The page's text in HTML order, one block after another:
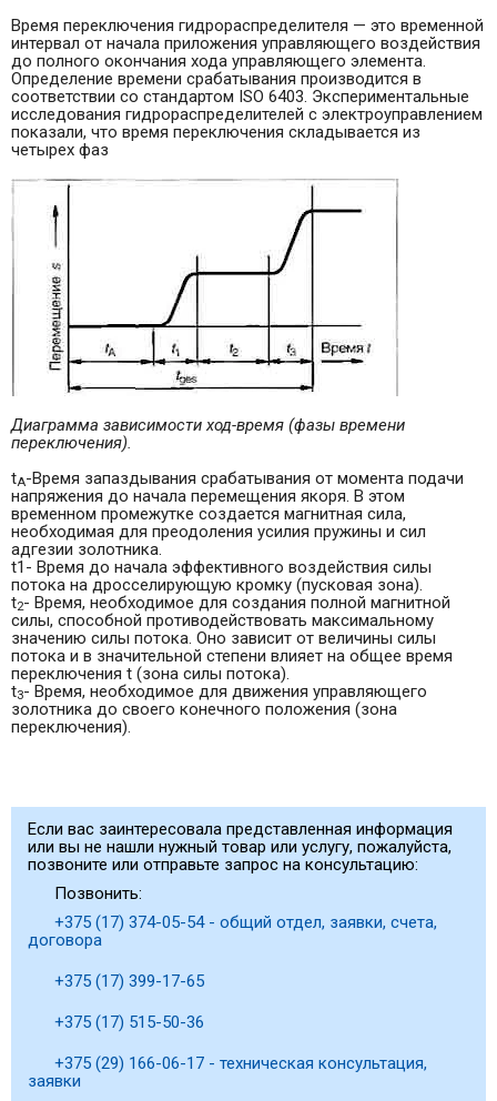
Время переключения гидрораспределителя — это временной
интервал от начала приложения управ­ляющего воздействия
до полного окончания хода управляющего элемента.
Определение времени срабатывания производится в
соответствии со стан­дартом ISO 6403. Экспериментальные
исследова­ния гидрораспределителей с электроуправлением
показали, что время переключения складывается из
четырех фаз
Диаграмма зависимости ход-время (фазы времени
переключения).
tА-Время запаздывания срабатывания от мо­мента подачи
напряжения до начала переме­щения якоря. В этом
временном промежутке создается магнитная сила,
необходимая для преодоления усилия пружины и сил
адгезии золотника.
t1- Время до начала эффективного воздействия силы
потока на дросселирующую кромку (пусковая зона).
t2- Время, необходимое для создания полной магнитной
силы, способной противодейство­вать максимальному
значению силы потока. Оно зависит от величины силы
потока и в значительной степени влияет на общее вре­мя
переключения t (зона силы потока).
t3- Время, необходимое для движения управля­ющего
золотника до своего конечного поло­жения (зона
переключения).
Если вас заинтересовала представленная информация
или вы не нашли нужный товар или услугу, пожалуйста,
позвоните или отправьте запрос на консультацию:
Позвонить:
+375 (17) 374-05-54 - общий отдел, заявки, счета,
договора
+375 (17) 399-17-65
+375 (17) 515-50-36
+375 (29) 166-06-17 - техническая консультация,
заявки